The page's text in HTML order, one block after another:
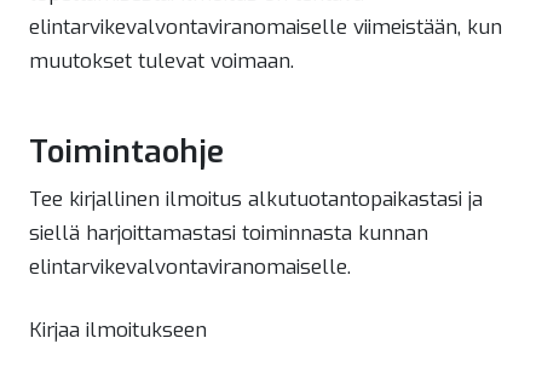
elintarvikevalvontaviranomaiselle viimeistään, kun
muutokset tulevat voimaan.
Toimintaohje
Tee kirjallinen ilmoitus alkutuotantopaikastasi ja
siellä harjoittamastasi toiminnasta kunnan
elintarvikevalvontaviranomaiselle.
Kirjaa ilmoitukseen